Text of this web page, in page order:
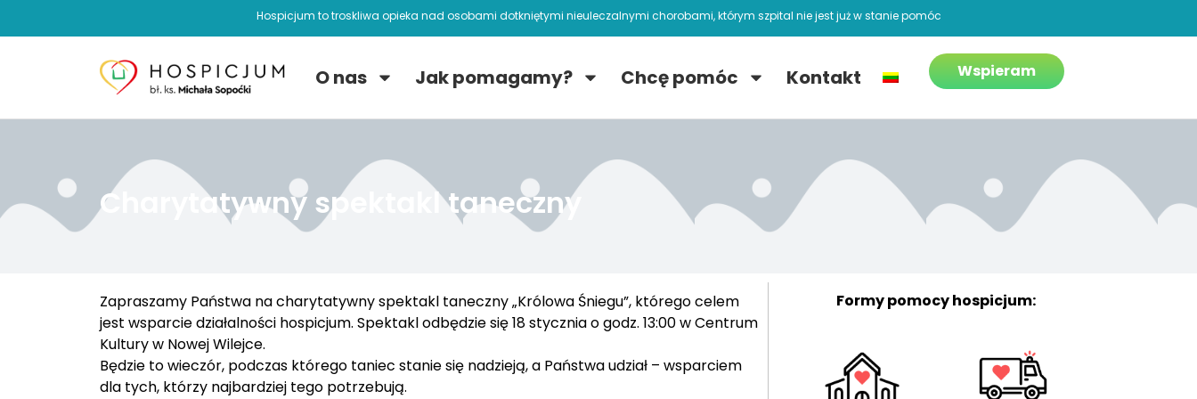
Hospicjum to troskliwa opieka nad osobami dotkniętymi nieuleczalnymi chorobami, którym szpital nie jest już w stanie pomóc
O nas Jak pomagamy? Chcę pomóc Kontakt Wspieram
Charytatywny spektakl taneczny
Zapraszamy Państwa na charytatywny spektakl taneczny „Królowa Śniegu”, którego celem
jest wsparcie działalności hospicjum. Spektakl odbędzie się 18 stycznia o godz. 13:00 w Centrum
Kultury w Nowej Wilejce.
Będzie to wieczór, podczas którego taniec stanie się nadzieją, a Państwa udział – wsparciem
dla tych, którzy najbardziej tego potrzebują.
Formy pomocy hospicjum: